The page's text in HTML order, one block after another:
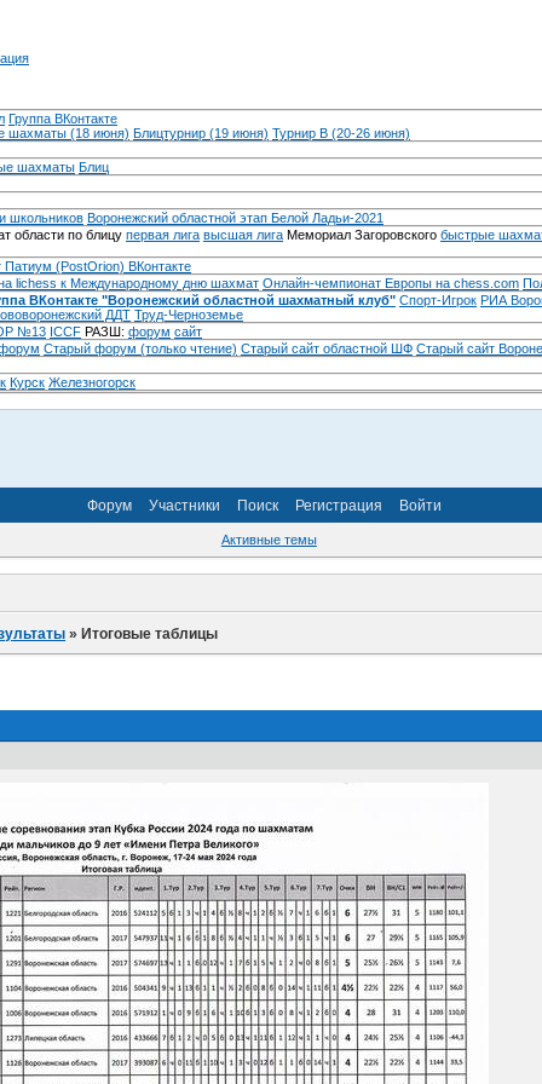
Группа ВКонтакте
шахматы (18 июня) Блицтурнир (19 июня) Турнир B (20-26 июня)
шахматы Блиц
школьников Воронежский областной этап Белой Ладьи-2021
области по блицу первая лига высшая лига Мемориал Загоровского быстрые
Патиум (PostOrion) ВКонтакте
lichess к Международному дню шахмат Онлайн-чемпионат Европы на chess.com
ВКонтакте "Воронежский областной шахматный клуб" Спорт-Игрок РИА
ДДТ Труд-Черноземье
№13 ICCF РАЗШ: форум сайт
Cтарый форум (только чтение) Старый сайт областной ШФ Старый сайт
Курск Железногорск
Форум Участники Поиск Регистрация Войти
Активные темы
»Итоговые таблицы